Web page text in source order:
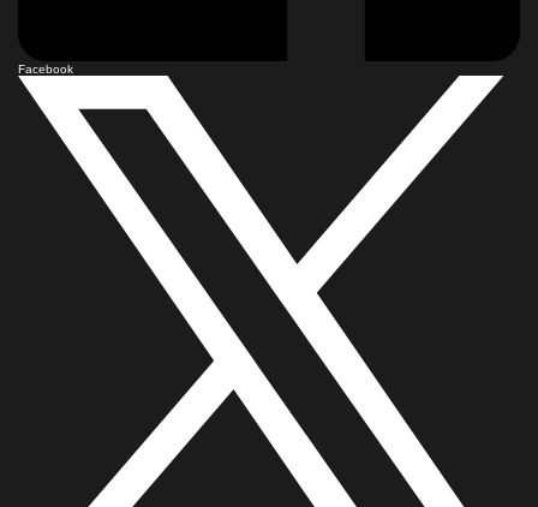
Facebook